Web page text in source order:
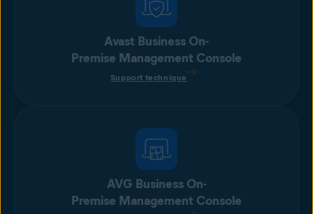
Avast Business On-
Premise Management Console
Support technique
AVG Business On-
Premise Management Console